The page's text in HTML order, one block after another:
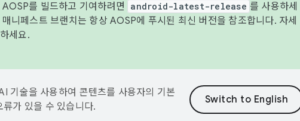
를 빌드하고 기여하려면
android-latest-release 를 사용하세
매니페스트 브랜치는 항상 AOSP에 푸시된 최신 버전을 참조합니다. 자세
세요.
기술을 사용하여 콘텐츠를 사용자의 기본
가 있을 수 있습니다.